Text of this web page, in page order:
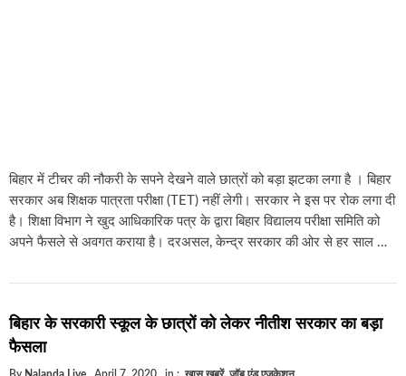
बिहार में टीचर की नौकरी के सपने देखने वाले छात्रों को बड़ा झटका लगा है । बिहार
सरकार अब शिक्षक पात्रता परीक्षा (TET) नहीं लेगी। सरकार ने इस पर रोक लगा दी
है। शिक्षा विभाग ने खुद आधिकारिक पत्र के द्वारा बिहार विद्यालय परीक्षा समिति को
अपने फैसले से अवगत कराया है। दरअसल, केन्द्र सरकार की ओर से हर साल …
बिहार के सरकारी स्कूल के छात्रों को लेकर नीतीश सरकार का बड़ा
फैसला